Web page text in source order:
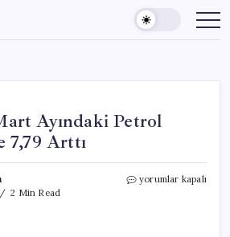
Ayındaki Petrol
7,79 Arttı
2 Min Read
Türkiye’nin
yorumlar kapalı